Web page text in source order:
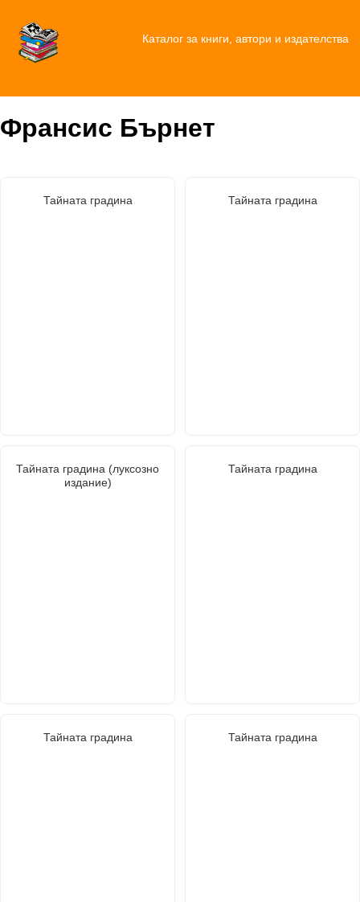
Каталог за книги, автори и издателства
Франсис Бърнет
Тайната градина Тайната градина
Тайната градина (луксозно
издание)
Тайната градина
Тайната градина Тайната градина